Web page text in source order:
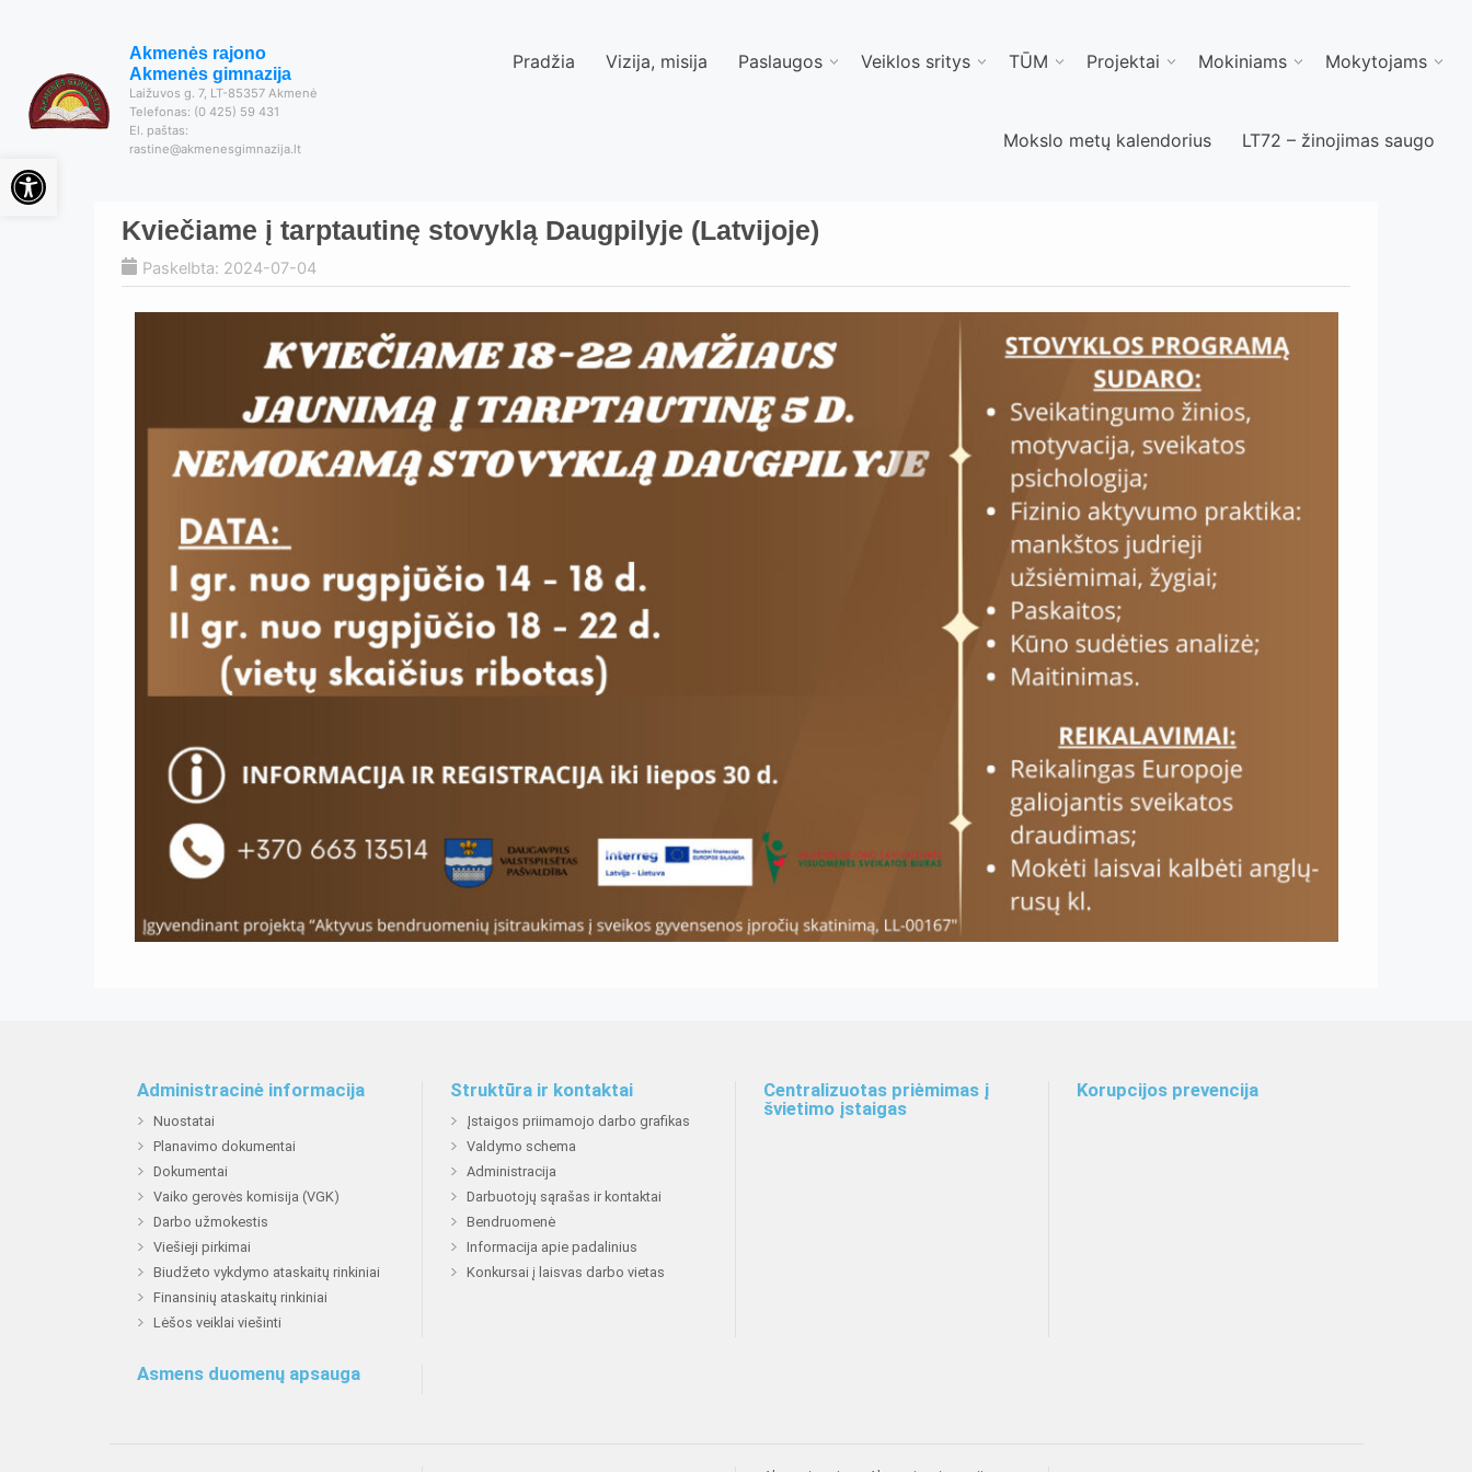
Akmenės rajono
Akmenės gimnazija
Laižuvos g. 7, LT-85357 Akmenė
Telefonas: (0 425) 59 431
El. paštas:
rastine@akmenesgimnazija.lt
Pradžia Vizija, misija Paslaugos Veiklos sritys TŪM Projektai Mokiniams Mokytojams
Mokslo metų kalendorius LT72 – žinojimas saugo
Kviečiame į tarptautinę stovyklą Daugpilyje (Latvijoje)
Paskelbta: 2024-07-04
Administracinė informacija
Nuostatai
Planavimo dokumentai
Dokumentai
Vaiko gerovės komisija (VGK)
Darbo užmokestis
Viešieji pirkimai
Biudžeto vykdymo ataskaitų rinkiniai
Finansinių ataskaitų rinkiniai
Lėšos veiklai viešinti
Struktūra ir kontaktai
Įstaigos priimamojo darbo grafikas
Valdymo schema
Administracija
Darbuotojų sąrašas ir kontaktai
Bendruomenė
Informacija apie padalinius
Konkursai į laisvas darbo vietas
Centralizuotas priėmimas į
švietimo įstaigas
Korupcijos prevencija
Asmens duomenų apsauga
Open toolbar